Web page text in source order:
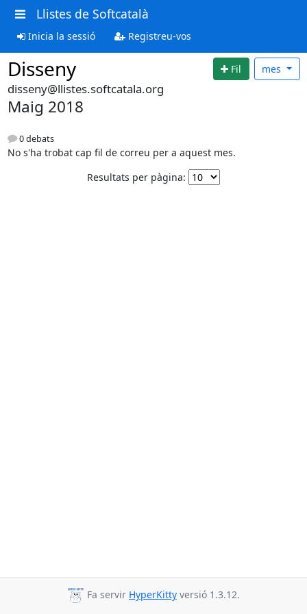
Llistes de Softcatalà
Inicia la sessió Registreu-vos
Disseny Fil mes
disseny@llistes.softcatala.org
Maig 2018
0 debats
No s'ha trobat cap fil de correu per a aquest mes.
Resultats per pàgina:
Fa servir HyperKitty versió 1.3.12.